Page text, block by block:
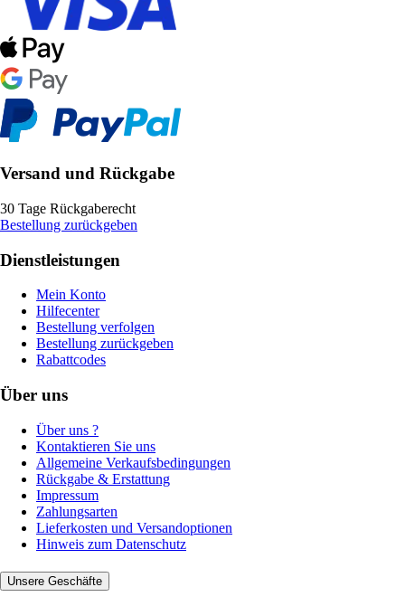
Versand und Rückgabe
30 Tage Rückgaberecht
Bestellung zurückgeben
Dienstleistungen
Mein Konto
Hilfecenter
Bestellung verfolgen
Bestellung zurückgeben
Rabattcodes
Über uns
Über uns ?
Kontaktieren Sie uns
Allgemeine Verkaufsbedingungen
Rückgabe & Erstattung
Impressum
Zahlungsarten
Lieferkosten und Versandoptionen
Hinweis zum Datenschutz
Unsere Geschäfte